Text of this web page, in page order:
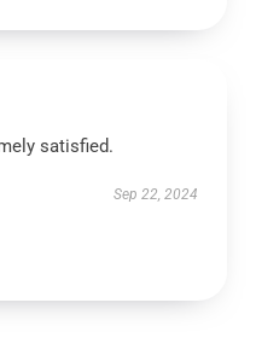
satisfied.
Sep 22, 2024